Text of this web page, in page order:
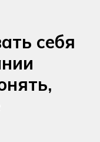
себя